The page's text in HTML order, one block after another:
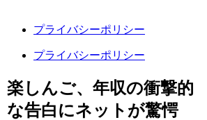
プライバシーポリシー
プライバシーポリシー
楽しんご、年収の衝撃的
な告白にネットが驚愕